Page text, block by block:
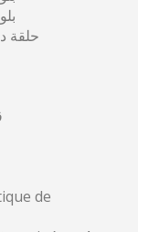
حلقة
de